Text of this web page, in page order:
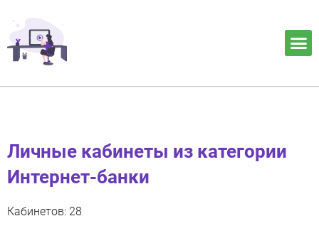
Личные кабинеты из категории
Интернет-банки
Кабинетов: 28